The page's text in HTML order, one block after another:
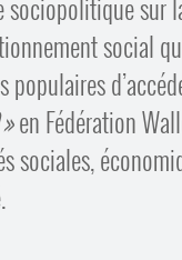
sur
social
populaires
en Fédération
sociales,